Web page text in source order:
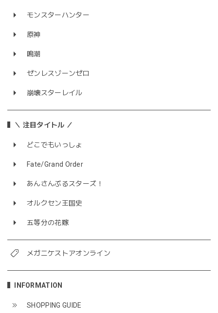
モンスターハンター
原神
鳴潮
ゼンレスゾーンゼロ
崩壊スターレイル
＼ 注目タイトル ／
どこでもいっしょ
Fate/Grand Order
あんさんぶるスターズ！
オルクセン王国史
五等分の花嫁
メガニケストアオンライン
INFORMATION
SHOPPING GUIDE